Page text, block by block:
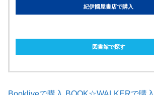
紀伊國屋書店で購入
図書館で探す